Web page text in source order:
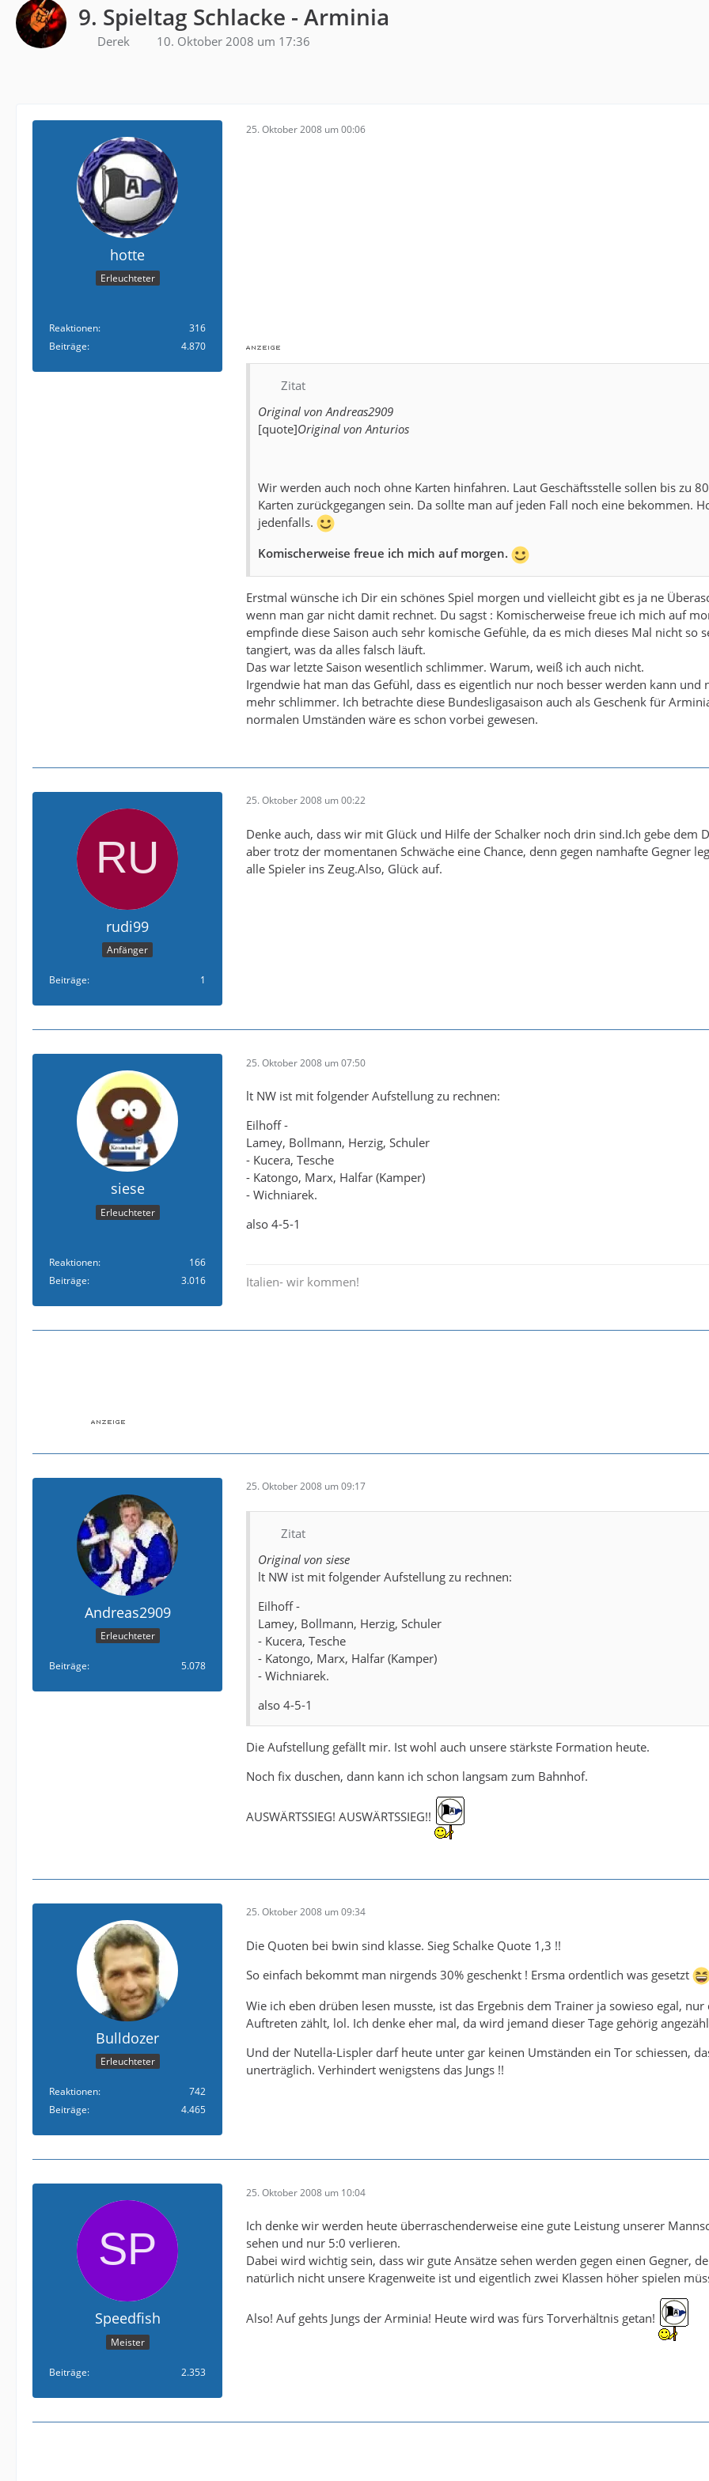
9. Spieltag Schlacke - Arminia
Derek 10. Oktober 2008 um 17:36
hotte
Erleuchteter
Reaktionen
316
Beiträge
4.870
25. Oktober 2008 um 00:06
Zitat
Original von Andreas2909
[quote]Original von Anturios
Wir werden auch noch ohne Karten hinfahren. Laut Geschäftsstelle sollen bis zu
Karten zurückgegangen sein. Da sollte man auf jeden Fall noch eine bekommen.
jedenfalls.
Komischerweise freue ich mich auf morgen.
Erstmal wünsche ich Dir ein schönes Spiel morgen und vielleicht gibt es ja ne
wenn man gar nicht damit rechnet. Du sagst : Komischerweise freue ich mich auf
empfinde diese Saison auch sehr komische Gefühle, da es mich dieses Mal nicht so
tangiert, was da alles falsch läuft.
Das war letzte Saison wesentlich schlimmer. Warum, weiß ich auch nicht.
Irgendwie hat man das Gefühl, dass es eigentlich nur noch besser werden kann und
mehr schlimmer. Ich betrachte diese Bundesligasaison auch als Geschenk für
normalen Umständen wäre es schon vorbei gewesen.
rudi99
Anfänger
Beiträge 1
25. Oktober 2008 um 00:22
Denke auch, dass wir mit Glück und Hilfe der Schalker noch drin sind.Ich gebe dem
aber trotz der momentanen Schwäche eine Chance, denn gegen namhafte Gegner
alle Spieler ins Zeug.Also, Glück auf.
siese
Erleuchteter
Reaktionen
166
Beiträge
3.016
25. Oktober 2008 um 07:50
lt NW ist mit folgender Aufstellung zu rechnen:
Eilhoff -
Lamey, Bollmann, Herzig, Schuler
- Kucera, Tesche
- Katongo, Marx, Halfar (Kamper)
- Wichniarek.
also 4-5-1
Italien- wir kommen!
Andreas2909
Erleuchteter
Beiträge 5.078
25. Oktober 2008 um 09:17
Zitat
Original von siese
lt NW ist mit folgender Aufstellung zu rechnen:
Eilhoff -
Lamey, Bollmann, Herzig, Schuler
- Kucera, Tesche
- Katongo, Marx, Halfar (Kamper)
- Wichniarek.
also 4-5-1
Die Aufstellung gefällt mir. Ist wohl auch unsere stärkste Formation heute.
Noch fix duschen, dann kann ich schon langsam zum Bahnhof.
AUSWÄRTSSIEG! AUSWÄRTSSIEG!!
Bulldozer
Erleuchteter
Reaktionen
742
Beiträge
4.465
25. Oktober 2008 um 09:34
Die Quoten bei bwin sind klasse. Sieg Schalke Quote 1,3 !!
So einfach bekommt man nirgends 30% geschenkt ! Ersma ordentlich was gesetzt
Wie ich eben drüben lesen musste, ist das Ergebnis dem Trainer ja sowieso egal, nur
Auftreten zählt, lol. Ich denke eher mal, da wird jemand dieser Tage gehörig
Und der Nutella-Lispler darf heute unter gar keinen Umständen ein Tor schiessen,
unerträglich. Verhindert wenigstens das Jungs !!
Speedfish
Meister
Beiträge 2.353
25. Oktober 2008 um 10:04
Ich denke wir werden heute überraschenderweise eine gute Leistung unserer
sehen und nur 5:0 verlieren.
Dabei wird wichtig sein, dass wir gute Ansätze sehen werden gegen einen Gegner,
natürlich nicht unsere Kragenweite ist und eigentlich zwei Klassen höher spielen
Also! Auf gehts Jungs der Arminia! Heute wird was fürs Torverhältnis getan!